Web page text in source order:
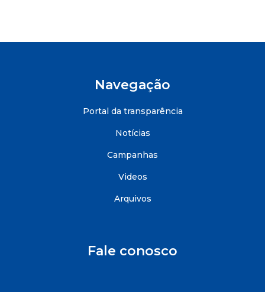
Navegação
Portal da transparência
Notícias
Campanhas
Videos
Arquivos
Fale conosco